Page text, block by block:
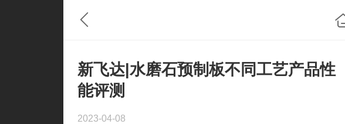
新飞达|水磨石预制板不同工艺产品性
能评测
2023-04-08